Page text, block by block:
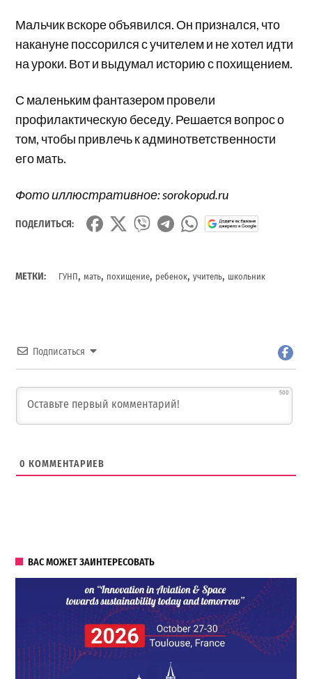
Мальчик вскоре объявился. Он признался, что
накануне поссорился с учителем и не хотел идти
на уроки. Вот и выдумал историю с похищением.
С маленьким фантазером провели
профилактическую беседу. Решается вопрос о
том, чтобы привлечь к админответственности
его мать.
Фото иллюстративное: sorokopud.ru
ПОДЕЛИТЬСЯ:
МЕТКИ: ГУНП,мать, похищение, ребенок,учитель, школьник
Подписаться
500
0 КОММЕНТАРИЕВ
ВАС МОЖЕТ ЗАИНТЕРЕСОВАТЬ